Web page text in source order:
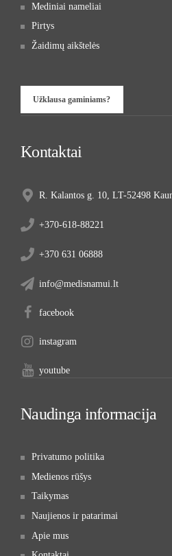
Mediniai nameliai
Pirtys
Žaidimų aikštelės
Užklausa gaminiams?
Kontaktai
R. Kalantos g. 10, LT-52498
+370-618-88221
+370 631 06888
info@medisnamui.lt
facebook
instagram
youtube
Naudinga informacija
Privatumo politika
Medienos rūšys
Taikymas
Naujienos ir patarimai
Apie mus